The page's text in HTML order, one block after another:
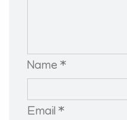
Name *
Email *